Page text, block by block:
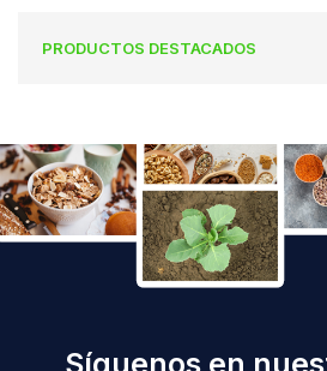
PRODUCTOS DESTACADOS
Síguenos en